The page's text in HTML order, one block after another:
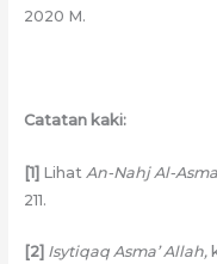
2020 M.
Catatan kaki:
[1]Lihat An-Nahj Al-
211.
[2] Isytiqaq Asma’ Allah,